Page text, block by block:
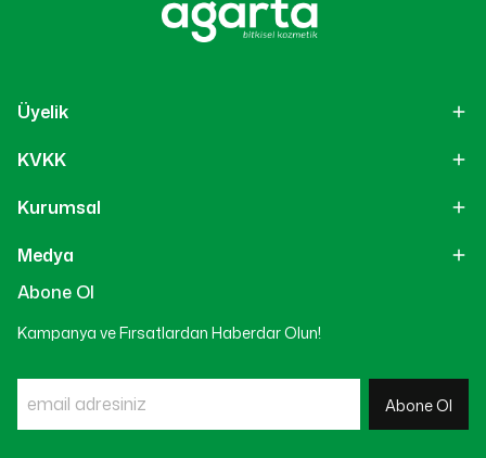
Üyelik
KVKK
Kurumsal
Medya
Abone Ol
Kampanya ve Fırsatlardan Haberdar Olun!
Abone Ol